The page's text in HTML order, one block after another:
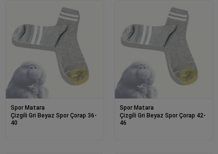
Spor Matara
Çizgili Gri Beyaz Spor Çorap 36-
40
Spor Matara
Çizgili Gri Beyaz Spor Çorap 42-
46